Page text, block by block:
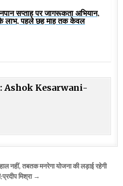
सप्ताह पर जागरूकता अभियान,
के लाभ, पहले छह माह तक केवल
Ashok Kesarwani-
नहीं, तबतक मनरेगा योजना की लड़ाई रहेगी
मिश्रा →